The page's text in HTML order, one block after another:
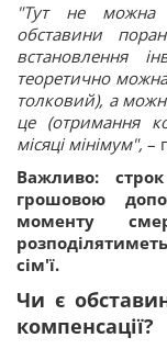
"Тут не можна
обставини
встановлення
теоретично
толковий), а
це (отримання
місяці мінімум", –
Важливо:
грошовою
моменту
сім'ї.
Чи є
компенсації?